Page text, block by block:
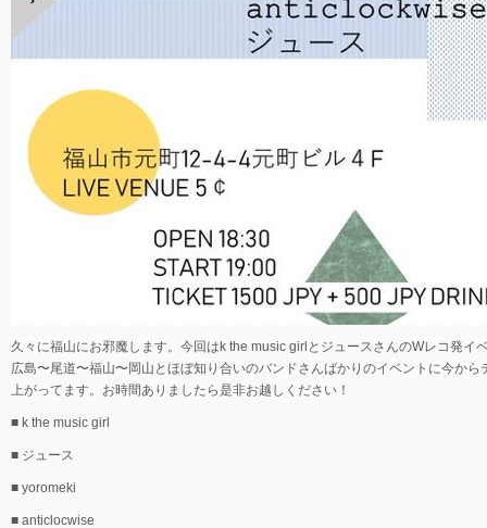
久々に福山にお邪魔します。今回はk the music girlとジュースさんのWレコ発イ
広島〜尾道〜福山〜岡山とほぼ知り合いのバンドさんばかりのイベントに今から
上がってます。お時間ありましたら是非お越しください！
■ k the music girl
■ ジュース
■ yoromeki
■ anticlocwise